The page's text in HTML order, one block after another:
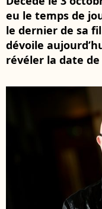
eu le temps de
le dernier de sa
dévoile
révéler la date